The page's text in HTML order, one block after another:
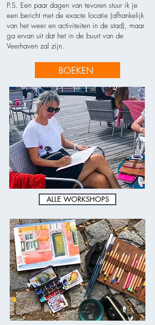
P.S. Een paar dagen van tevoren stuur ik je
een bericht met de exacte locatie (afhankelijk
van het weer en activiteiten in de stad), maar
ga ervan uit dat het in de buurt van de
Veerhaven zal zijn.
BOEKEN
ALLE WORKSHOPS